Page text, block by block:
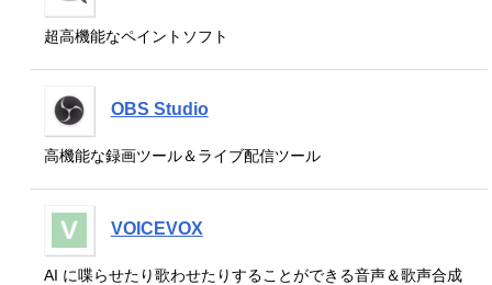
超高機能なペイントソフト
OBS Studio
高機能な録画ツール＆ライブ配信ツール
VOICEVOX
AI に喋らせたり歌わせたりすることができる音声＆歌声合成